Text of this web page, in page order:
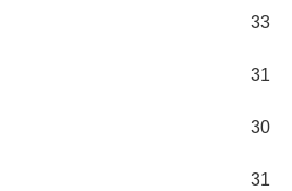
33
31
30
31